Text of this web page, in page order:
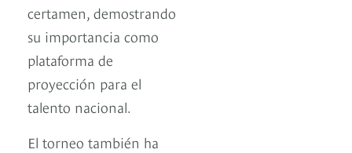
certamen, demostrando
su importancia como
plataforma de
proyección para el
talento nacional.
El torneo también ha